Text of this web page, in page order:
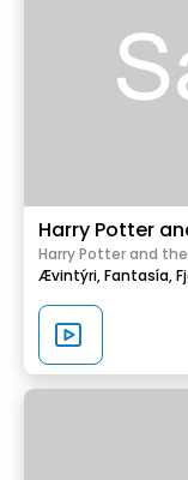
Harry Potter
Harry Potter and
Ævintýri,Fantasía,